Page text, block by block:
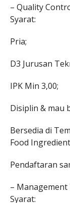
– Quality
Syarat:
Pria;
D3 Jurusan
IPK Min 3,00;
Disiplin & mau
Bersedia di
Food
Pendaftaran
–
Syarat: